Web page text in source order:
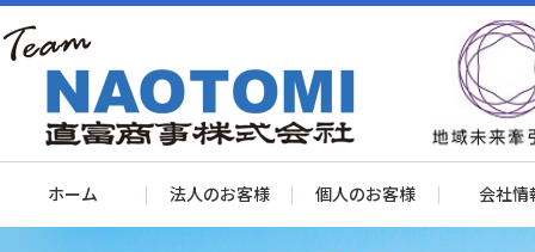
ホーム 法人のお客様 個人のお客様 会社情